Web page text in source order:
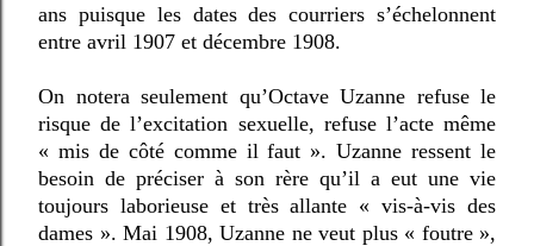
ans puisque les dates des courriers s’échelonnent
entre avril 1907 et décembre 1908.
On notera seulement qu’Octave Uzanne refuse le
risque de l’excitation sexuelle, refuse l’acte même
« mis de côté comme il faut ». Uzanne ressent le
besoin de préciser à son rère qu’il a eut une vie
toujours laborieuse et très allante « vis-à-vis des
dames ». Mai 1908, Uzanne ne veut plus « foutre »,